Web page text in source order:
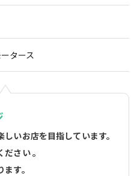
タース
いお店を目指しています。
さい 。
す。